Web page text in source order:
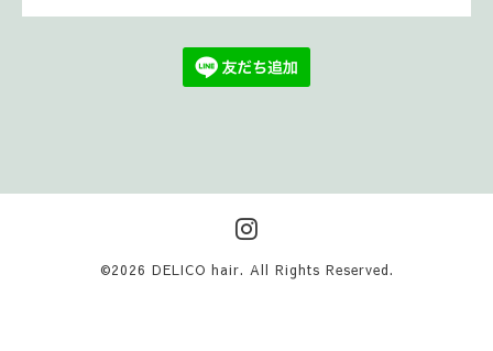
©2026 DELICO hair. All Rights Reserved.